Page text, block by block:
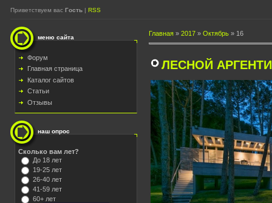
Приветствуем вас Гость | RSS
меню сайта
Форум
Главная страница
Каталог сайтов
Статьи
Отзывы
наш опрос
Сколько вам лет?
До 18 лет
19-25 лет
26-40 лет
41-59 лет
60+ лет
Главная » 2017 » Октябрь » 16
ЛЕСНОЙ